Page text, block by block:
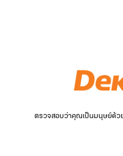
ตรวจสอบว่าคุณเป็นมนุษย์ด้ว